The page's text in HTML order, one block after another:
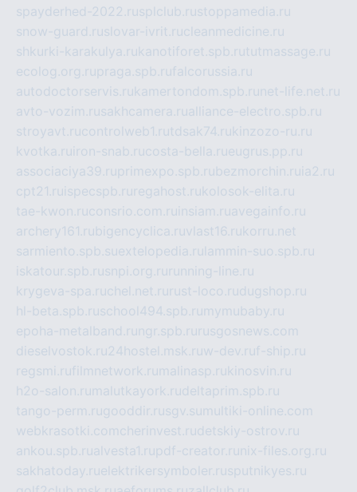
spayderhed-2022.rusplclub.rustoppamedia.ru
snow-guard.ruslovar-ivrit.rucleanmedicine.ru
shkurki-karakulya.rukanotiforet.spb.rututmassage.ru
ecolog.org.rupraga.spb.rufalcorussia.ru
autodoctorservis.rukamertondom.spb.ru net-life.net.ru
avto-vozim.rusakhcamera.rualliance-electro.spb.ru
stroyavt.rucontrolweb1.rutdsak74.rukinzozo-ru.ru
kvotka.ru iron-snab.rucosta-bella.rueugrus.pp.ru
associaciya39.ruprimexpo.spb.rubezmorchin.ru ia2.ru
cpt21.ru ispecspb.ru regahost.rukolosok-elita.ru
tae-kwon.ruconsrio.com.ru insiam.ruavegainfo.ru
archery161.rubigencyclica.ruvlast16.rukorru.net
sarmiento.spb.suextelopedia.ru lammin-suo.spb.ru
iskatour.spb.rusnpi.org.ru running-line.ru
krygeva-spa.ruchel.net.ru rust-loco.rudugshop.ru
hl-beta.spb.ruschool494.spb.ru mymubaby.ru
epoha-metalband.ru ngr.spb.ru rusgosnews.com
dieselvostok.ru24hostel.msk.ruw-dev.ruf-ship.ru
regsmi.rufilmnetwork.ru malinasp.rukinosvin.ru
h2o-salon.ru malutkayork.rudeltaprim.spb.ru
tango-perm.rugooddir.rusgv.su multiki-online.com
webkrasotki.comcherinvest.rudetskiy-ostrov.ru
ankou.spb.rualvesta1.rupdf-creator.ru nix-files.org.ru
sakhatoday.ruelektrikersymboler.rusputnikyes.ru